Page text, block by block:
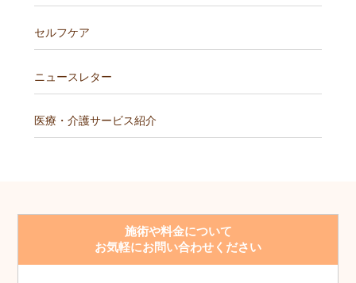
セルフケア
ニュースレター
医療・介護サービス紹介
施術や料金について
お気軽にお問い合わせください